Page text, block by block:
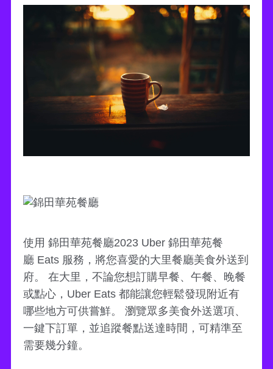
使用 錦田華苑餐廳2023 Uber 錦田華苑餐
廳 Eats 服務，將您喜愛的大里餐廳美食外送到
府。 在大里，不論您想訂購早餐、午餐、晚餐
或點心，Uber Eats 都能讓您輕鬆發現附近有
哪些地方可供嘗鮮。 瀏覽眾多美食外送選項、
一鍵下訂單，並追蹤餐點送達時間，可精準至
需要幾分鐘。